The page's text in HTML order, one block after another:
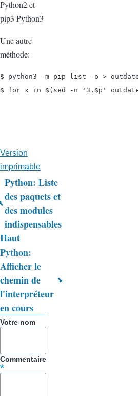
Python2 et
pip3 Python3
Une autre
méthode:
$ python3 -m pip list -o >
$ for x in $(sed -n '3,$p'
Version
imprimable
Liens
transversaux
de
livre
pour
Trucs
&
Astuces
Python: Liste
des paquets et
des modules
indispensables
Haut
Python:
Afficher le
chemin de
l'interpréteur
en cours
Votre nom
Commentaire